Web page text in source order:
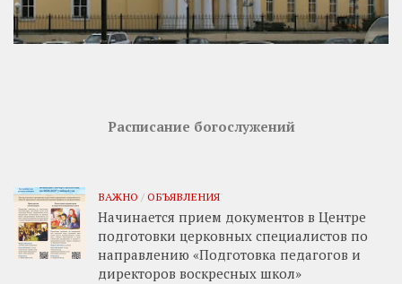
Расписание богослужений
ВАЖНО / ОБЪЯВЛЕНИЯ
Начинается прием документов в Центре
подготовки церковных специалистов по
направлению «Подготовка педагогов и
директоров воскресных школ»